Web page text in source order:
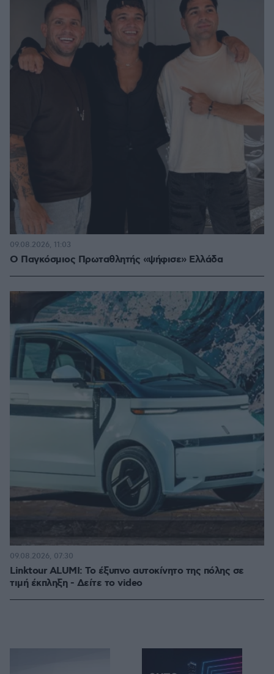
Ο Παγκόσμιος Πρωταθλητής «ψήφισε» Ελλάδα
09.08.2026, 11:03
Linktour ALUMI: Το έξυπνο αυτοκίνητο της πόλης σε
τιμή έκπληξη - Δείτε το video
09.08.2026, 07:30